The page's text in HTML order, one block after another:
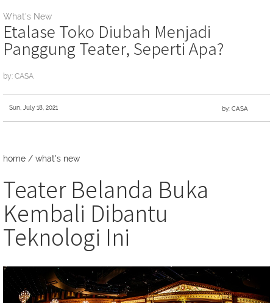
What's New
Etalase Toko Diubah Menjadi
Panggung Teater, Seperti Apa?
by: CASA
Sun, July 18, 2021 by: CASA
home / what's new
Teater Belanda Buka
Kembali Dibantu
Teknologi Ini